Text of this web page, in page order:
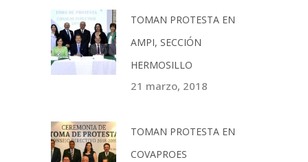
TOMAN PROTESTA EN
AMPI, SECCIÓN
HERMOSILLO
21 marzo, 2018
TOMAN PROTESTA EN
COVAPROES